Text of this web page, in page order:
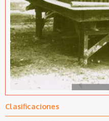
Clasificaciones